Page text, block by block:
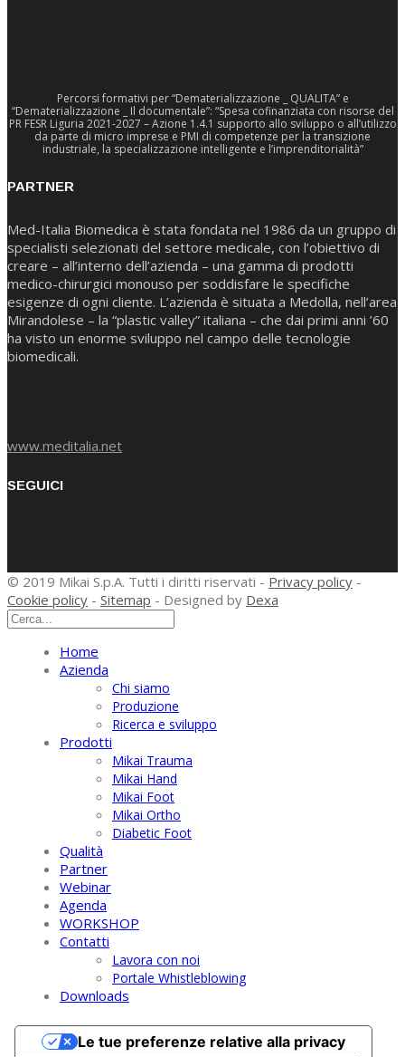
Percorsi formativi per “Dematerializzazione _ QUALITA” e
“Dematerializzazione _ Il documentale”: “Spesa cofinanziata con risorse del
PR FESR Liguria 2021-2027 – Azione 1.4.1 supporto allo sviluppo o all’utilizzo
da parte di micro imprese e PMI di competenze per la transizione
industriale, la specializzazione intelligente e l’imprenditorialità”
PARTNER
Med-Italia Biomedica è stata fondata nel 1986 da un gruppo di
specialisti selezionati del settore medicale, con l’obiettivo di
creare – all’interno dell’azienda – una gamma di prodotti
medico-chirurgici monouso per soddisfare le specifiche
esigenze di ogni cliente. L’azienda è situata a Medolla, nell’area
Mirandolese – la “plastic valley” italiana – che dai primi anni ’60
ha visto un enorme sviluppo nel campo delle tecnologie
biomedicali.
www.meditalia.net
SEGUICI
© 2019 Mikai S.p.A. Tutti i diritti riservati - Privacy policy -
Cookie policy - Sitemap - Designed by Dexa
Home
Azienda
Chi siamo
Produzione
Ricerca e sviluppo
Prodotti
Mikai Trauma
Mikai Hand
Mikai Foot
Mikai Ortho
Diabetic Foot
Qualità
Partner
Webinar
Agenda
WORKSHOP
Contatti
Lavora con noi
Portale Whistleblowing
Downloads
Le tue preferenze relative alla privacy